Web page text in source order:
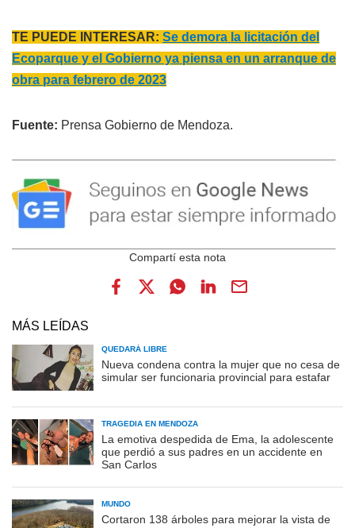
TE PUEDE INTERESAR: Se demora la licitación del
Ecoparque y el Gobierno ya piensa en un arranque de
obra para febrero de 2023
Fuente: Prensa Gobierno de Mendoza.
MÁS LEÍDAS
QUEDARÁ LIBRE
Nueva condena contra la mujer que no cesa de
simular ser funcionaria provincial para estafar
TRAGEDIA EN MENDOZA
La emotiva despedida de Ema, la adolescente
que perdió a sus padres en un accidente en
San Carlos
MUNDO
Cortaron 138 árboles para mejorar la vista de